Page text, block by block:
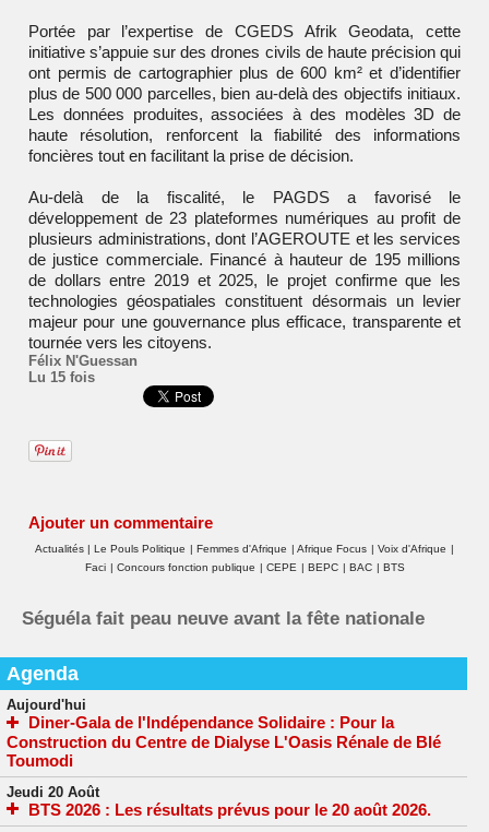
Portée par l’expertise de CGEDS Afrik Geodata, cette
initiative s’appuie sur des drones civils de haute précision qui
ont permis de cartographier plus de 600 km² et d’identifier
plus de 500 000 parcelles, bien au-delà des objectifs initiaux.
Les données produites, associées à des modèles 3D de
haute résolution, renforcent la fiabilité des informations
foncières tout en facilitant la prise de décision.
Au-delà de la fiscalité, le PAGDS a favorisé le
développement de 23 plateformes numériques au profit de
plusieurs administrations, dont l’AGEROUTE et les services
de justice commerciale. Financé à hauteur de 195 millions
de dollars entre 2019 et 2025, le projet confirme que les
technologies géospatiales constituent désormais un levier
majeur pour une gouvernance plus efficace, transparente et
tournée vers les citoyens.
Félix N'Guessan
Lu 15 fois
Ajouter un commentaire
Actualités | Le Pouls Politique | Femmes d'Afrique | Afrique Focus | Voix d'Afrique |
Faci | Concours fonction publique | CEPE | BEPC | BAC | BTS
Séguéla fait peau neuve avant la fête nationale
Agenda
Aujourd'hui
Diner-Gala de l'Indépendance Solidaire : Pour la
Construction du Centre de Dialyse L'Oasis Rénale de Blé
Toumodi
Jeudi 20 Août
BTS 2026 : Les résultats prévus pour le 20 août 2026.